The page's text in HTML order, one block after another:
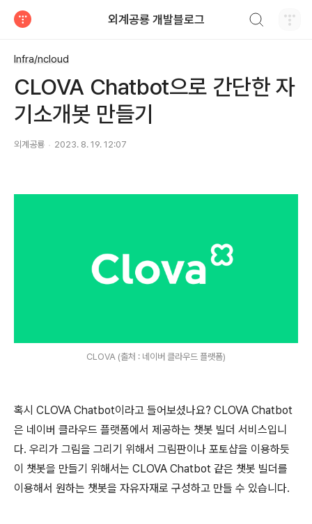
외계공룡 개발블로그
Infra/ncloud
CLOVA Chatbot으로 간단한 자
기소개봇 만들기
외계공룡 2023. 8. 19. 12:07
CLOVA (출처 : 네이버 클라우드 플랫폼)
혹시 CLOVA Chatbot이라고 들어보셨나요? CLOVA Chatbot
은 네이버 클라우드 플랫폼에서 제공하는 챗봇 빌더 서비스입니
다. 우리가 그림을 그리기 위해서 그림판이나 포토샵을 이용하듯
이 챗봇을 만들기 위해서는 CLOVA Chatbot 같은 챗봇 빌더를
이용해서 원하는 챗봇을 자유자재로 구성하고 만들 수 있습니다.